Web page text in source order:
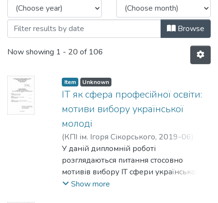
Browse
Now showing 1 - 20 of 106
Item Unknown
ІТ як сфера професійної освіти:
мотиви вибору української
молоді
(КПІ ім. Ігоря Сікорського, 2019-06)
Говорова, Марина Володимирівна
Максим Наімович
У даній дипломній роботі
розглядаються питання стосовно
мотивів вибору ІТ сфери української
молоді, як сфери професійної освіти, а
Show more